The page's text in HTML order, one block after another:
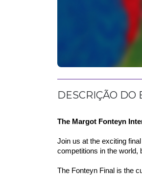
DESCRIÇÃO DO
The Margot Fonteyn
Join us at the exciting
competitions in the world,
The Fonteyn Final is the